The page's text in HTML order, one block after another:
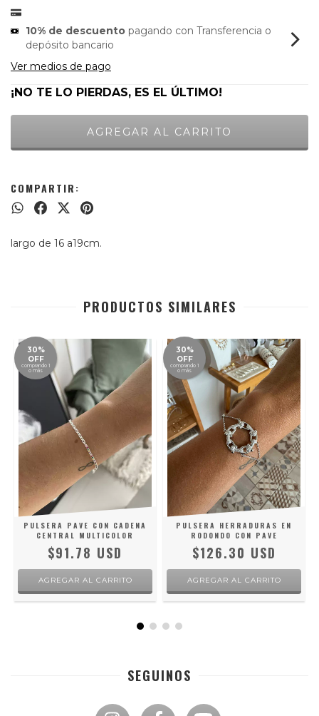
10% de descuento pagando con Transferencia o
depósito bancario
Ver medios de pago
¡NO TE LO PIERDAS, ES EL ÚLTIMO!
COMPARTIR:
largo de 16 a19cm.
PRODUCTOS SIMILARES
30%
OFF
comprando 1
o más
PULSERA PAVE CON CADENA
CENTRAL MULTICOLOR
$91.78 USD
30%
OFF
comprando 1
o más
PULSERA HERRADURAS EN
RODONDO CON PAVE
$126.30 USD
SEGUINOS